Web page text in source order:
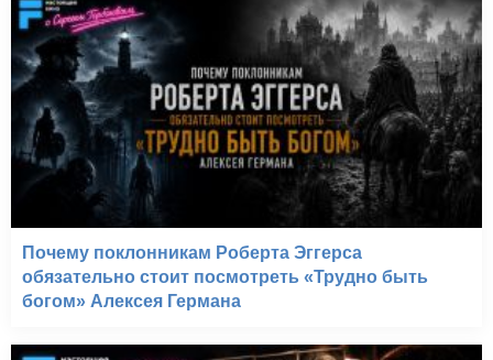
Почему поклонникам Роберта Эггерса
обязательно стоит посмотреть «Трудно быть
богом» Алексея Германа